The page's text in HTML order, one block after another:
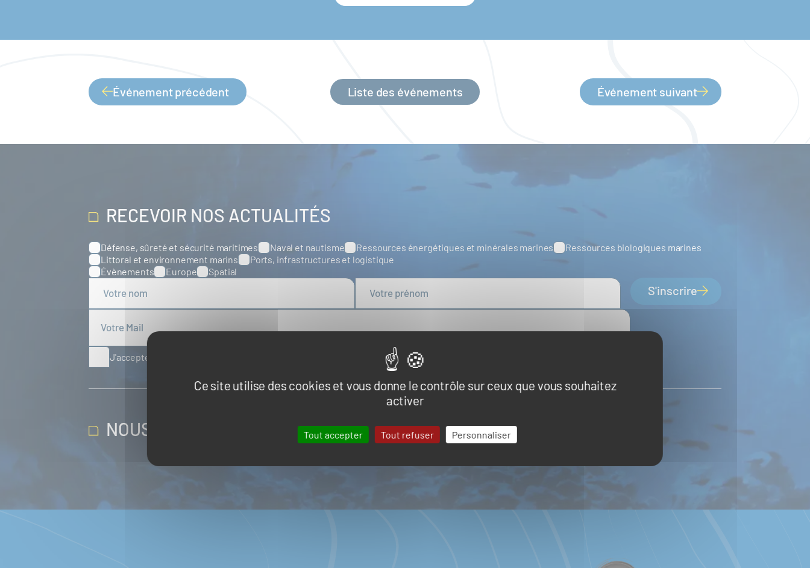
Ce site utilise des cookies et vous donne le contrôle sur ceux que vous souhaitez
activer
Tout accepter Tout refuser Personnaliser
PAGINATION
Événement précédent Liste des événements Événement suivant
RECEVOIR NOS ACTUALITÉS
Catégories
Défense, sûreté et sécurité maritimes Naval et nautisme Ressources énergétiques et minérales marines
Ressources biologiques marines
Littoral et environnement marins
Ports, infrastructures et logistique
Évènements
Europe Spatial
S'inscrire
J'accepte de recevoir des articles d'actualité de la part du Pôle Mer Bretagne Atlantique
NOUS SUIVRE SUR LES RÉSEAUX